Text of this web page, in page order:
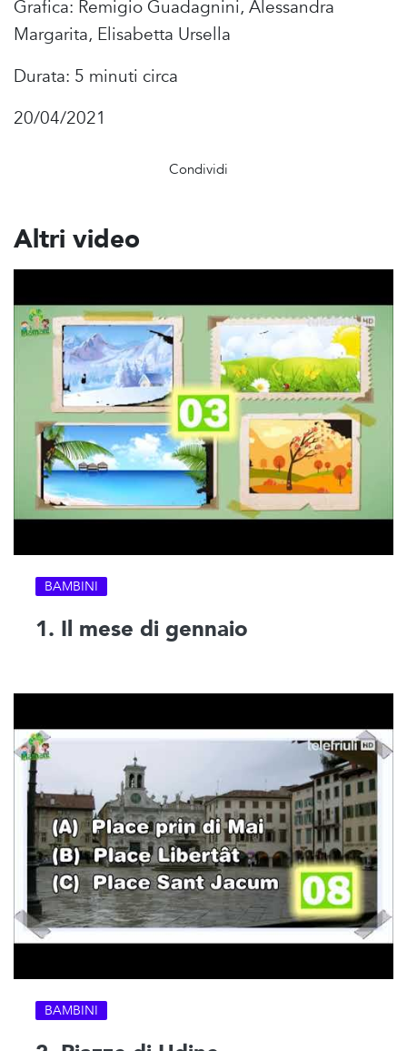
Grafica: Remigio Guadagnini, Alessandra
Margarita, Elisabetta Ursella
Durata: 5 minuti circa
20/04/2021
Condividi
Altri video
BAMBINI
1. Il mese di gennaio
BAMBINI